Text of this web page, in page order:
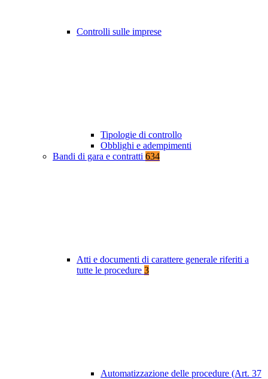
Controlli sulle imprese
Tipologie di controllo
Obblighi e adempimenti
Bandi di gara e contratti 634
Atti e documenti di carattere generale riferiti a
tutte le procedure 3
Automatizzazione delle procedure (Art. 37